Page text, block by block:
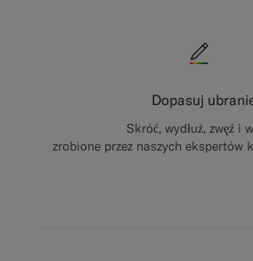
Dopasuj
Skróć, wydłuż, zwęź i
zrobione przez naszych ekspertów